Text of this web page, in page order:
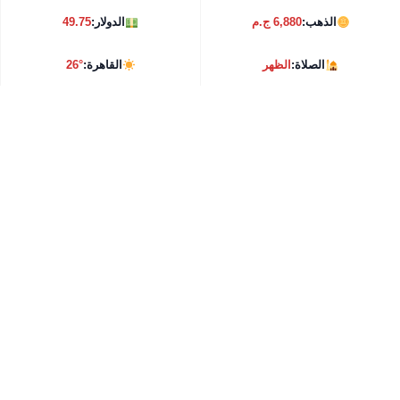
الذهب:6,880 ج.م الدولار:49.75
الصلاة:الظهر القاهرة:26°